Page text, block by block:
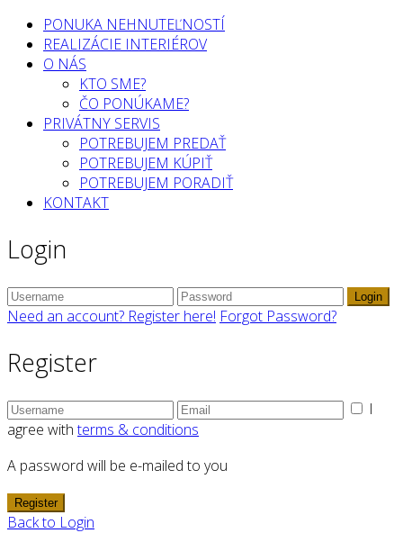
PONUKA NEHNUTEĽNOSTÍ
REALIZÁCIE INTERIÉROV
O NÁS
KTO SME?
ČO PONÚKAME?
PRIVÁTNY SERVIS
POTREBUJEM PREDAŤ
POTREBUJEM KÚPIŤ
POTREBUJEM PORADIŤ
KONTAKT
Login
Login
Need an account? Register here! Forgot Password?
Register
I
agree withterms & conditions
A password will be e-mailed to you
Register
Back to Login